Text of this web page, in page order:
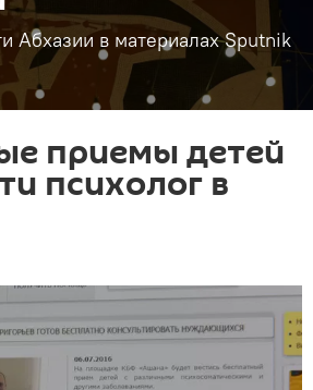
Абхазии в материалах Sputnik
приемы детей
психолог в